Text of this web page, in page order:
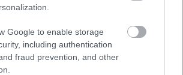
Google to enable storage
including authentication
fraud prevention, and other
Tisza-kormány: íme a mérleg!
júl. 21.